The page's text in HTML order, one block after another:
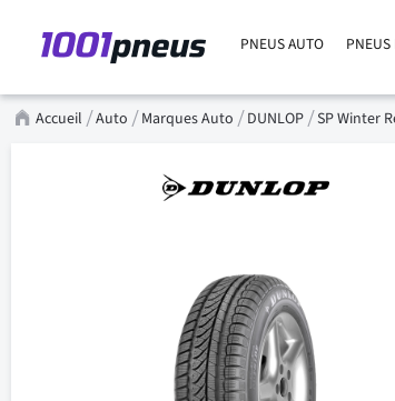
PNEUS AUTO
Accueil Auto Marques Auto DUNLOP SP Winter